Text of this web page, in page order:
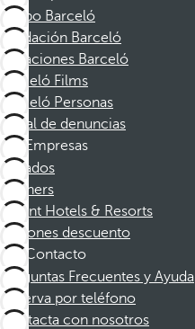
Grupo Barceló
Fundación Barceló
Vacaciones Barceló
Barceló Films
Barceló Personas
Canal de denuncias
Empresas
Afiliados
Partners
Dorint Hotels & Resorts
Cupones descuento
Contacto
Preguntas Frecuentes y Ayuda
Reserva por teléfono
Contacta con nosotros